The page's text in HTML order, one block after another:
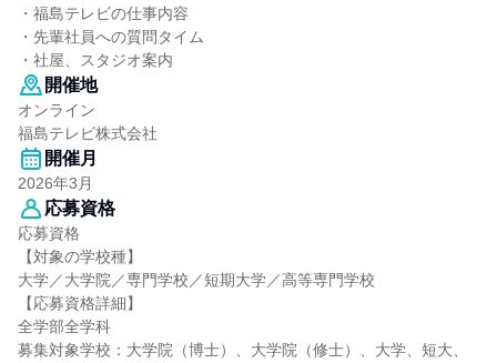
・福島テレビの仕事内容
・先輩社員への質問タイム
・社屋、スタジオ案内
開催地
オンライン
福島テレビ株式会社
開催月
2026年3月
応募資格
応募資格
【対象の学校種】
大学／大学院／専門学校／短期大学／高等専門学校
【応募資格詳細】
全学部全学科
募集対象学校：大学院（博士）、大学院（修士）、大学、短大、